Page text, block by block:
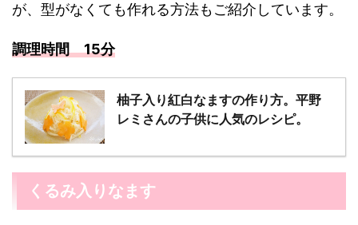
が、型がなくても作れる方法もご紹介しています。
調理時間 15分
柚子入り紅白なますの作り方。平野
レミさんの子供に人気のレシピ。
くるみ入りなます